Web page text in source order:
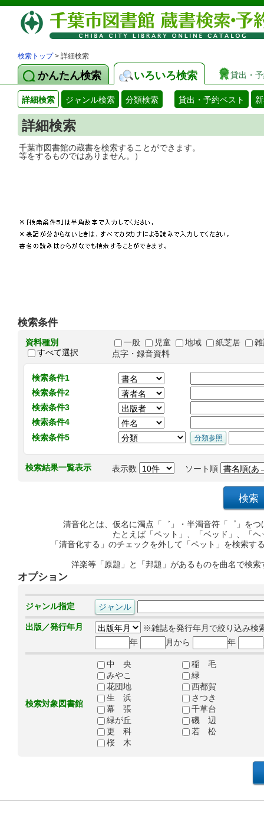
検索トップ> 詳細検索
かんたん検索 いろいろ検索 貸出・
詳細検索 ジャンル検索 分類検索 貸出・予約ベスト
詳細検索
千葉市図書館の蔵書を検索することがで
等をするものではありません。）
検索条件
資料種別
すべて選択
一般 児童 地域 紙芝居
点字・録音資料
検索条件1
検索条件2
検索条件3
検索条件4
検索条件5
検索結果一覧表示 表示数 ソート順
清音化とは、仮名に濁点「゛」・半濁音符「゜」を
たとえば「ペット」、「ベッド」、「
「清音化する」のチェックを外して「ペット」を検索
洋楽等「原題」と「邦題」があるものを曲名で検
オプション
ジャンル指定
出版／発行年月
※雑誌を発行年月で絞り込み検
年
月から 年
検索対象図書館
中 央
稲 毛
みやこ
緑
花団地
西都賀
生 浜
さつき
幕 張
千草台
緑が丘
磯 辺
更 科
若 松
桜 木